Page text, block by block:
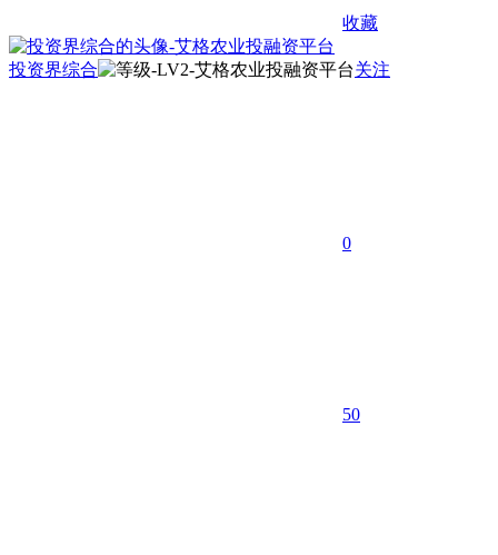
收藏
投资界综合 关注
0
50